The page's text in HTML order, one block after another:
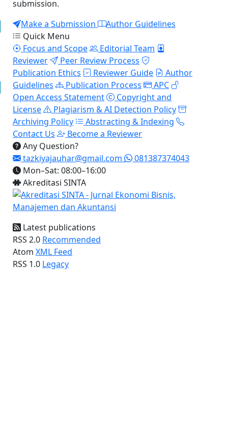
submission.
Make a Submission
Author Guidelines
Quick Menu
Focus and Scope
Editorial Team
Reviewer
Peer Review Process
Publication Ethics
Reviewer Guide
Author
Guidelines
Publication Process
APC
Open Access Statement
Copyright and
License
Plagiarism & AI Detection Policy
Archiving Policy
Abstracting & Indexing
Contact Us
Become a Reviewer
Any Question?
tazkiyajauhar@gmail.com
081387374043
Mon–Sat: 08:00–16:00
Akreditasi SINTA
Latest publications
RSS 2.0 Recommended
Atom XML Feed
RSS 1.0 Legacy